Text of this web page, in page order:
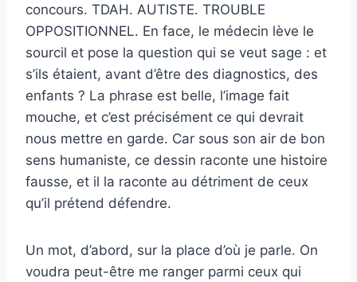
concours. TDAH. AUTISTE. TROUBLE
OPPOSITIONNEL. En face, le médecin lève le
sourcil et pose la question qui se veut sage : et
s’ils étaient, avant d’être des diagnostics, des
enfants ? La phrase est belle, l’image fait
mouche, et c’est précisément ce qui devrait
nous mettre en garde. Car sous son air de bon
sens humaniste, ce dessin raconte une histoire
fausse, et il la raconte au détriment de ceux
qu’il prétend défendre.
Un mot, d’abord, sur la place d’où je parle. On
voudra peut-être me ranger parmi ceux qui